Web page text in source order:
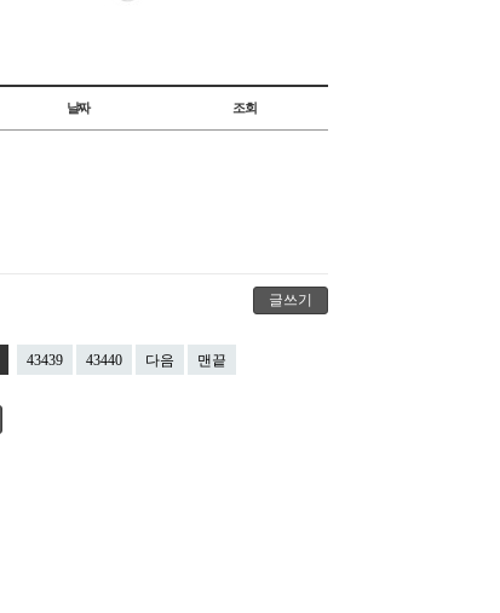
날짜 조회
글쓰기
43439 43440 다음 맨끝